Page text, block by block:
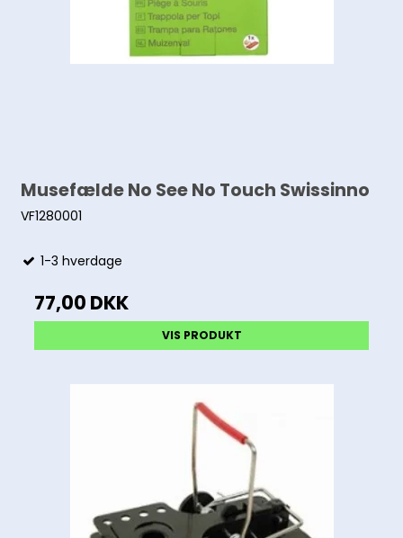
Musefælde No See No Touch Swissinno
VF1280001
1-3 hverdage
77,00 DKK
VIS PRODUKT